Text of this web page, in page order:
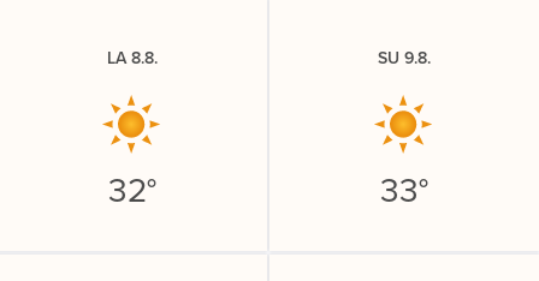
LA 8.8.
32°
SU 9.8.
33°